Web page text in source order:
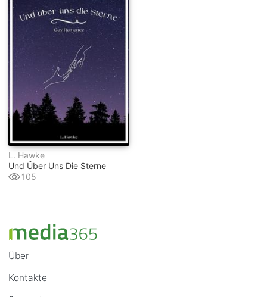
L. Hawke
Und Über Uns Die Sterne
105
Über
Kontakte